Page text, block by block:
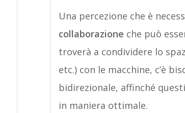
Una percezione che è
collaborazione che può
troverà a condividere lo
etc.) con le macchine, c’è
bidirezionale, affinché
in maniera ottimale.